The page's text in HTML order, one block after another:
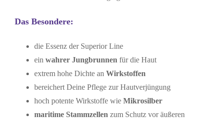
Das Besondere:
die Essenz der Superior Line
ein wahrer Jungbrunnen für die Haut
extrem hohe Dichte an Wirkstoffen
bereichert Deine Pflege zur Hautverjüngung
hoch potente Wirkstoffe wie Mikrosilber
maritime Stammzellen zum Schutz vor äußeren